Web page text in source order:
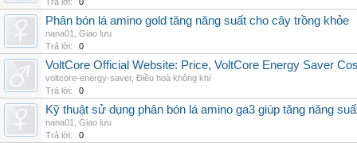
Phân bón lá amino gold tăng năng suất cho cây trồng khỏe
nana01
Giao lưu
Trả lời:
0
VoltCore Official Website: Price, VoltCore Energy Saver
voltcore-energy-saver, Điều hoà không khí
Trả lời:
0
Kỹ thuật sử dụng phân bón lá amino ga3 giúp tăng năng
nana01
Giao lưu
Trả lời:
0